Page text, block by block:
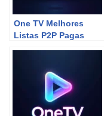
One TV Melhores
Listas P2P Pagas